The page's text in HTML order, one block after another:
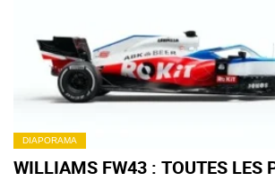
DIAPORAMA
WILLIAMS FW43 : TOUTES LES